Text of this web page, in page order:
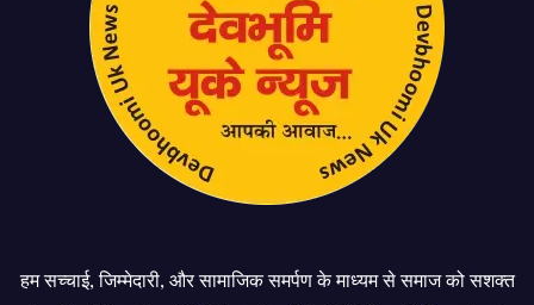
हम सच्चाई, जिम्मेदारी, और सामाजिक समर्पण के माध्यम से समाज को सशक्त